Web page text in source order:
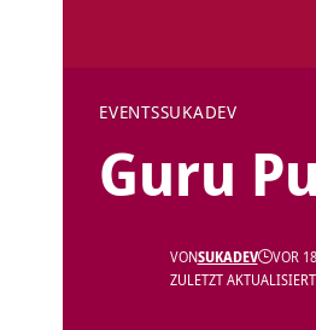
EVENTSSUKADEV
Guru
ZULETZT
VONSUKADEV VOR